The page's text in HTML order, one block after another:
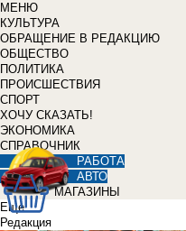
МЕНЮ
КУЛЬТУРА
ОБРАЩЕНИЕ В РЕДАКЦИЮ
ОБЩЕСТВО
ПОЛИТИКА
ПРОИСШЕСТВИЯ
СПОРТ
ХОЧУ СКАЗАТЬ!
ЭКОНОМИКА
СПРАВОЧНИК
РАБОТА
АВТО
МАГАЗИНЫ
Еще
Редакция